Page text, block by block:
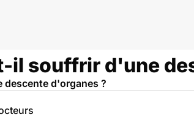
il souffrir d'une
d'organes ?